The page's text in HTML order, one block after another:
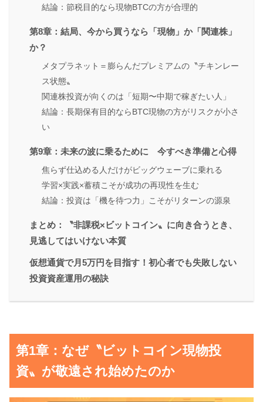
結論：節税目的なら現物BTCの方が合理的
第8章：結局、今から買うなら「現物」か「関連株」
か？
メタプラネット＝膨らんだプレミアムの〝チキンレー
ス状態〟
関連株投資が向くのは「短期〜中期で稼ぎたい人」
結論：長期保有目的ならBTC現物の方がリスクが小さ
い
第9章：未来の波に乗るために 今すべき準備と心得
焦らず仕込める人だけがビッグウェーブに乗れる
学習×実践×蓄積こそが成功の再現性を生む
結論：投資は「機を待つ力」こそがリターンの源泉
まとめ：〝非課税×ビットコイン〟に向き合うとき、
見逃してはいけない本質
仮想通貨で月5万円を目指す！初心者でも失敗しない
投資資産運用の秘訣
第1章：なぜ〝ビットコイン現物投
資〟が敬遠され始めたのか